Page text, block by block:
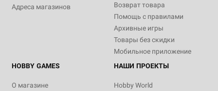
Адреса магазинов
Возврат товара
Помощь с правилами
Архивные игры
Товары без скидки
Мобильное приложение
HOBBY GAMES
О магазине
НАШИ ПРОЕКТЫ
Hobby World